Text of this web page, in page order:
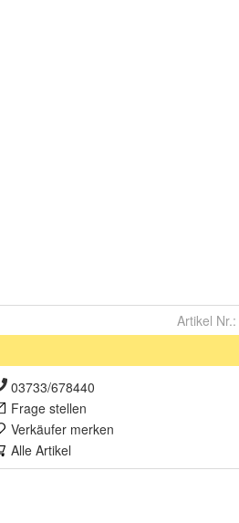
Artikel Nr.:
03733/678440
Frage stellen
Verkäufer merken
Alle Artikel